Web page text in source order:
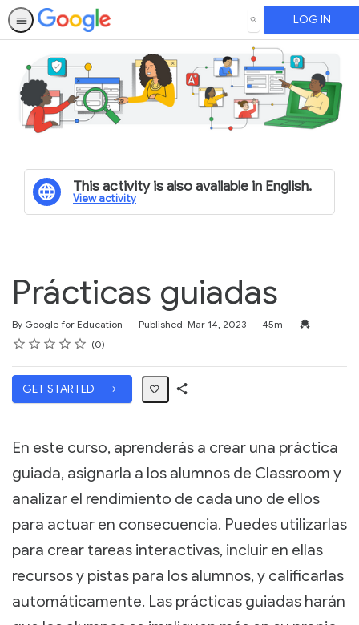
SEARCH LOG IN
This activity is also available in English.
View activity
Prácticas guiadas
By Google for Education Published: Mar 14, 2023
Duration 45m
Credential
Rating
1 star
2 stars
3 stars
4 stars
5 stars
Average rating: 0 0
No reviews
GET STARTED
En este curso, aprenderás a crear una práctica
guiada, asignarla a los alumnos de Classroom y
analizar el rendimiento de cada uno de ellos
para actuar en consecuencia. Puedes utilizarlas
para crear tareas interactivas, incluir en ellas
recursos y pistas para los alumnos, y calificarlas
automáticamente. Las prácticas guiadas harán